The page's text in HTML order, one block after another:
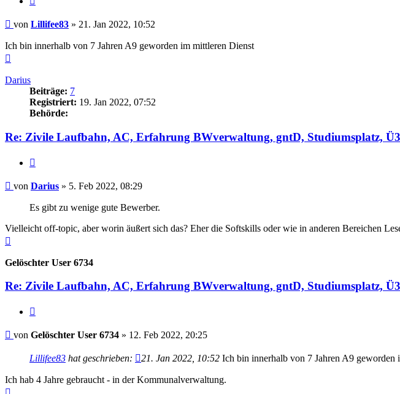
Beitrag
von Lillifee83 » 21. Jan 2022, 10:52
Ich bin innerhalb von 7 Jahren A9 geworden im mittleren Dienst
Darius
Beiträge: 7
Registriert: 19. Jan 2022, 07:52
Behörde:
Re: Zivile Laufbahn, AC, Erfahrung BWverwaltung, gntD, Studiumsplatz,
Beitrag
von Darius » 5. Feb 2022, 08:29
Es gibt zu wenige gute Bewerber.
Vielleicht off-topic, aber worin äußert sich das? Eher die Softskills oder wie in anderen Bereichen
Gelöschter User 6734
Re: Zivile Laufbahn, AC, Erfahrung BWverwaltung, gntD, Studiumsplatz,
Beitrag
von Gelöschter User 6734 » 12. Feb 2022, 20:25
Lillifee83 hat geschrieben: 21. Jan 2022, 10:52 Ich bin innerhalb von 7 Jahren A9 geworden
Ich hab 4 Jahre gebraucht - in der Kommunalverwaltung.